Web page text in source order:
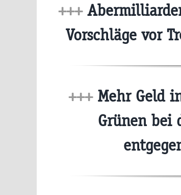
+++
Vorschläge vor
+++Mehr Geld
Grünen bei